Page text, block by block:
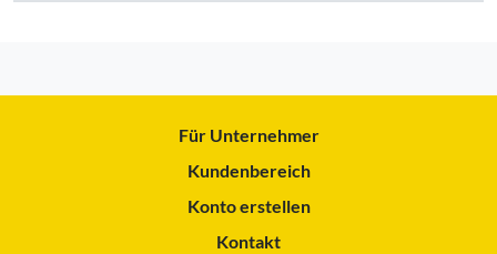
Für Unternehmer
Kundenbereich
Konto erstellen
Kontakt